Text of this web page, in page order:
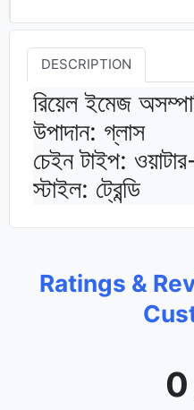
DESCRIPTION
রিয়েল ইমেজ
উপাদান: গ্লাস
চেইন টাইপ:
স্টাইল: ট্রেন্ডি
Ratings &